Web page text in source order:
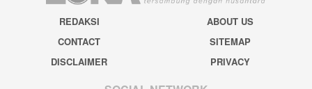
REDAKSI
ABOUT US
CONTACT
SITEMAP
DISCLAIMER
PRIVACY